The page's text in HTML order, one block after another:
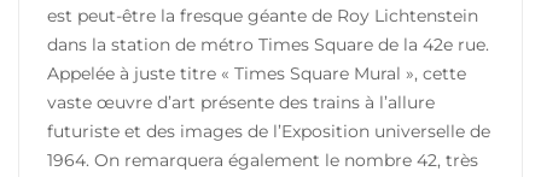
est peut-être la fresque géante de Roy Lichtenstein
dans la station de métro Times Square de la 42e rue.
Appelée à juste titre « Times Square Mural », cette
vaste œuvre d’art présente des trains à l’allure
futuriste et des images de l’Exposition universelle de
1964. On remarquera également le nombre 42, très